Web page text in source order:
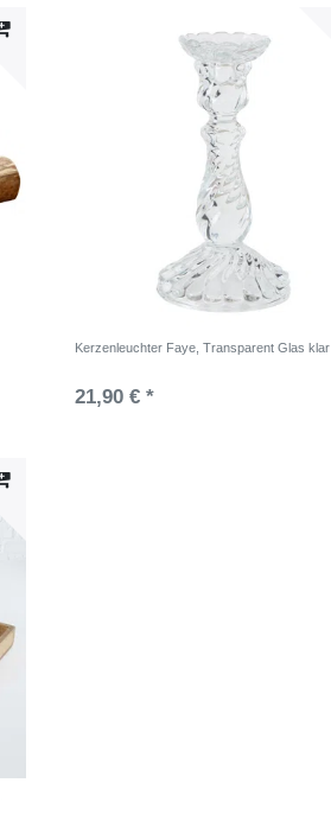
Kerzenleuchter Faye, Transparent Glas klar
21,90 € *